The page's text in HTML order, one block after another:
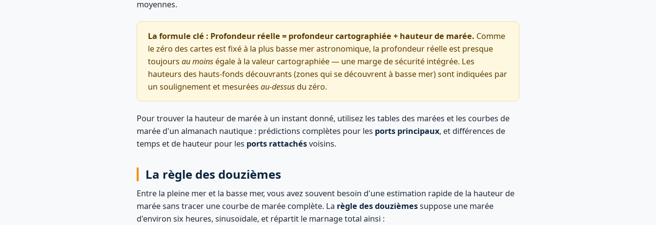
moyennes.
La formule clé : Profondeur réelle = profondeur cartographiée + hauteur de marée. Comme
le zéro des cartes est fixé à la plus basse mer astronomique, la profondeur réelle est presque
toujours au moins égale à la valeur cartographiée — une marge de sécurité intégrée. Les
hauteurs des hauts-fonds découvrants (zones qui se découvrent à basse mer) sont indiquées par
un soulignement et mesurées au-dessus du zéro.
Pour trouver la hauteur de marée à un instant donné, utilisez les tables des marées et les courbes de
marée d'un almanach nautique : prédictions complètes pour les ports principaux, et différences de
temps et de hauteur pour les ports rattachésvoisins.
La règle des douzièmes
Entre la pleine mer et la basse mer, vous avez souvent besoin d'une estimation rapide de la hauteur de
marée sans tracer une courbe de marée complète. La règle des douzièmessuppose une marée
d'environ six heures, sinusoïdale, et répartit le marnage total ainsi :